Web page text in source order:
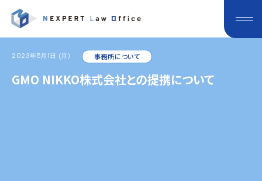
2023年5月1日 (月) 事務所について
GMO NIKKO株式会社との提携について